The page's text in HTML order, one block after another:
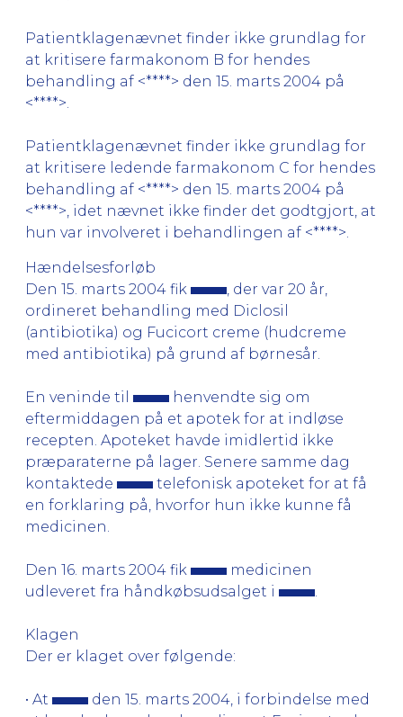
Patientklagenævnet finder ikke grundlag for
at kritisere farmakonom B for hendes
behandling af <****> den 15. marts 2004 på
<****>.
Patientklagenævnet finder ikke grundlag for
at kritisere ledende farmakonom C for hendes
behandling af <****> den 15. marts 2004 på
<****>, idet nævnet ikke finder det godtgjort, at
hun var involveret i behandlingen af <****>.
Hændelsesforløb
Den 15. marts 2004 fik
, der var 20 år,
ordineret behandling med Diclosil
(antibiotika) og Fucicort creme (hudcreme
med antibiotika) på grund af børnesår.
En veninde til
henvendte sig om
eftermiddagen på et apotek for at indløse
recepten. Apoteket havde imidlertid ikke
præparaterne på lager. Senere samme dag
kontaktede
telefonisk apoteket for at få
en forklaring på, hvorfor hun ikke kunne få
medicinen.
Den 16. marts 2004 fik
medicinen
udleveret fra håndkøbsudsalget i
Klagen
Der er klaget over følgende:
• At
den 15. marts 2004, i forbindelse med